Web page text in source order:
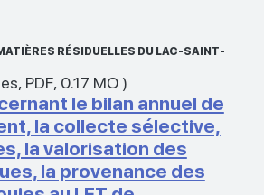
RÉSIDUELLES DU LAC-SAINT-
, PDF, 0.17 MO)
le bilan annuel de
la collecte sélective,
la valorisation des
la provenance des